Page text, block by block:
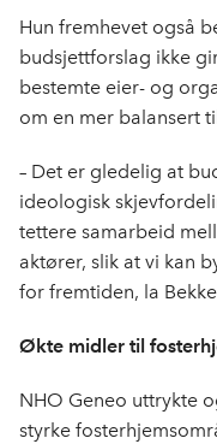
Hun fremhevet også
budsjettforslag ikke
bestemte eier- og
om en mer balansert
– Det er gledelig at
ideologisk
tettere samarbeid
aktører, slik at vi kan
for fremtiden, la
Økte midler til
NHO Geneo uttrykte
styrke